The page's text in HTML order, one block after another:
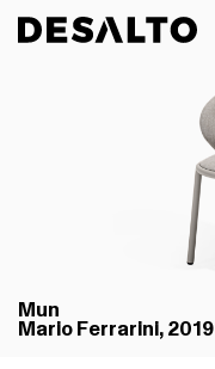
Mun
Mario Ferrarini, 2019